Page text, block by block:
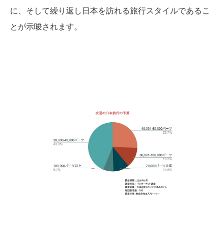
に、そして繰り返し日本を訪れる旅行スタイルであるこ
とが示唆されます。